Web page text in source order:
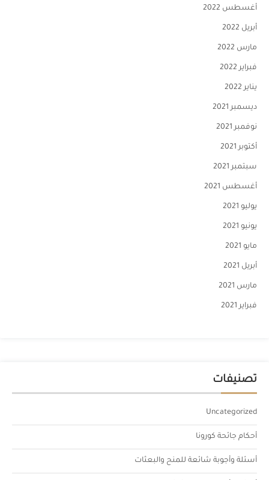
أغسطس 2022
أبريل 2022
مارس 2022
فبراير 2022
يناير 2022
ديسمبر 2021
نوفمبر 2021
أكتوبر 2021
سبتمبر 2021
أغسطس 2021
يوليو 2021
يونيو 2021
مايو 2021
أبريل 2021
مارس 2021
فبراير 2021
تصنيفات
Uncategorized
أحكام جائحة كورونا
أسئلة وأجوبة شائعة للمنح والبعثات